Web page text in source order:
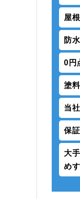
屋
防
0円
塗
当
保
大
め